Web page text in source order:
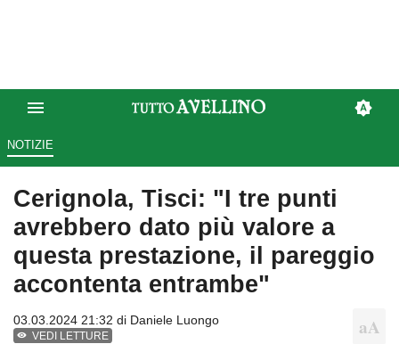
NOTIZIE
Cerignola, Tisci: "I tre punti
avrebbero dato più valore a
questa prestazione, il pareggio
accontenta entrambe"
03.03.2024 21:32 di Daniele Luongo
VEDI LETTURE